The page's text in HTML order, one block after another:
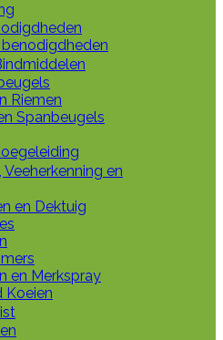
Riemen
Spanbeugels
Veeherkenning en
en Dektuig
en Merkspray
Koeien